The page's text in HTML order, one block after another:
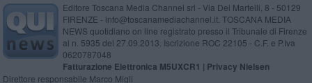
Editore Toscana Media Channel srl - Via Dei Martelli, 8 - 50129
FIRENZE - info@toscanamediachannel.it. TOSCANA MEDIA
NEWS quotidiano on line registrato presso il Tribunale di Firenze
al n. 5935 del 27.09.2013. Iscrizione ROC 22105 - C.F. e P.Iva
0620787048
Fatturazione Elettronica M5UXCR1 | Privacy Nielsen
Direttore responsabile Marco Migli